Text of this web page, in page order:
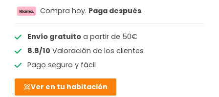
Compra hoy. Paga después.
Envío gratuitoa partir de 50€
8.8/10 Valoración de los clientes
Pago seguro y fácil
Ver en tu habitación